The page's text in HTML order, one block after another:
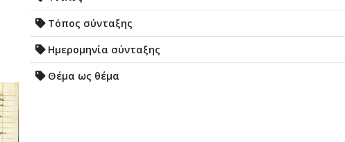
Τόπος σύνταξης
Ημερομηνία σύνταξης
Θέμα ως θέμα